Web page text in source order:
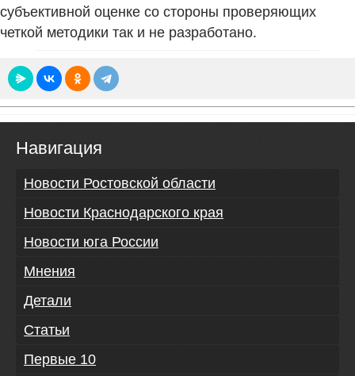
субъективной оценке со стороны проверяющих
четкой методики так и не разработано.
Навигация
Новости Ростовской области
Новости Краснодарского края
Новости юга России
Мнения
Детали
Статьи
Первые 10